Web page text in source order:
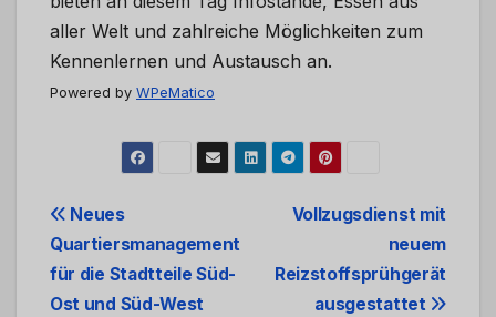
aller Welt und zahlreiche Möglichkeiten zum
Kennenlernen und Austausch an.
Powered by WPeMatico
Beitrags-
Navigation
Vollzugsdienst mit
neuem
Reizstoffsprühgerät
ausgestattet
Neues
Quartiersmanagement
für die Stadtteile Süd-
Ost und Süd-West